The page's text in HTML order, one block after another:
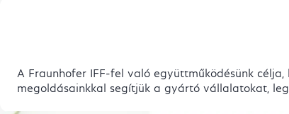
A Fraunhofer IFF-fel való együttműködésünk
megoldásainkkal segítjük a gyártó vállalatokat,